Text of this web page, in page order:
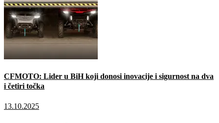
CFMOTO: Lider u BiH koji donosi inovacije i sigurnost na dva
i četiri točka
13.10.2025